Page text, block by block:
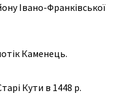
Івано-Франківської
Каменець.
Кути в 1448 р.